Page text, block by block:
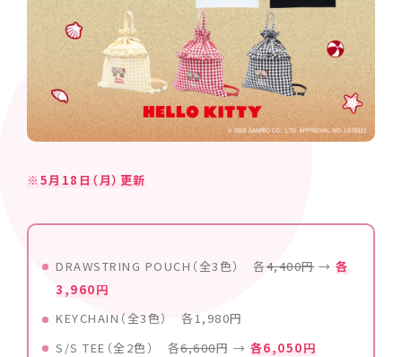
※5月18日（月）更新
DRAWSTRING POUCH（全3色） 各4,400円→ 各
3,960円
KEYCHAIN（全3色） 各1,980円
S/S TEE（全2色） 各6,600円 → 各6,050円